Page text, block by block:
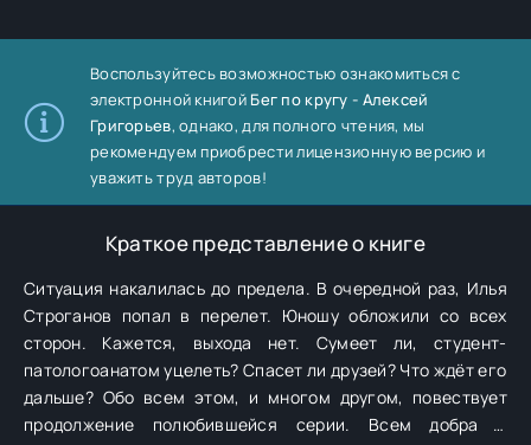
Воспользуйтесь возможностью ознакомиться с
электронной книгой Бег по кругу - Алексей
Григорьев, однако, для полного чтения, мы
рекомендуем приобрести лицензионную версию и
уважить труд авторов!
Краткое представление о книге
Ситуация накалилась до предела. В очередной раз, Илья
Строганов попал в перелет. Юношу обложили со всех
сторон. Кажется, выхода нет. Сумеет ли, студент-
патологоанатом уцелеть? Спасет ли друзей? Что ждёт его
дальше? Обо всем этом, и многом другом, повествует
продолжение полюбившейся серии. Всем добра и